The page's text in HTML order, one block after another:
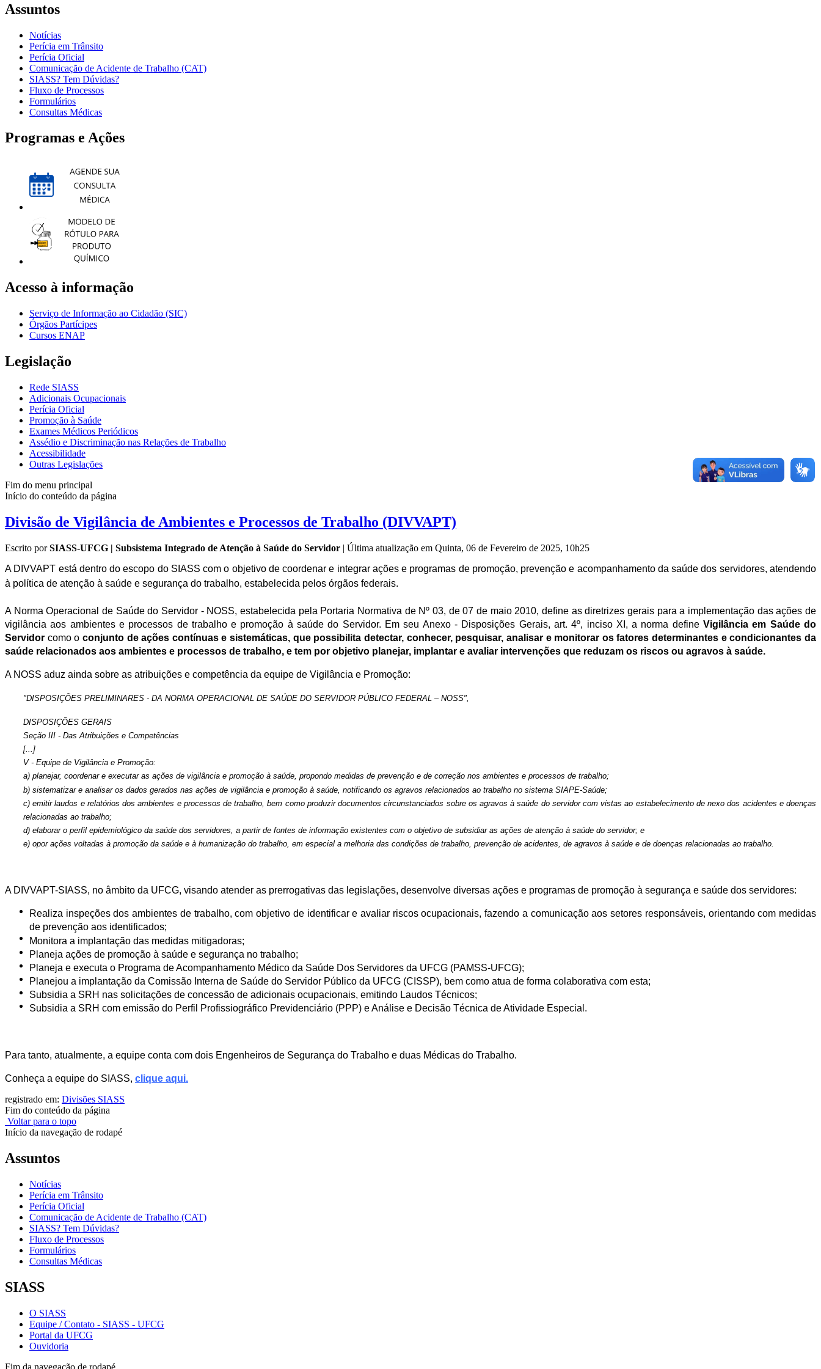
Assuntos
Notícias
Perícia em Trânsito
Perícia Oficial
Comunicação de Acidente de Trabalho (CAT)
SIASS? Tem Dúvidas?
Fluxo de Processos
Formulários
Consultas Médicas
Programas e Ações
Acesso à informação
Serviço de Informação ao Cidadão (SIC)
Órgãos Partícipes
Cursos ENAP
Legislação
Rede SIASS
Adicionais Ocupacionais
Perícia Oficial
Promoção à Saúde
Exames Médicos Periódicos
Assédio e Discriminação nas Relações de Trabalho
Acessibilidade
Outras Legislações
Fim do menu principal
Início do conteúdo da página
Divisão de Vigilância de Ambientes e Processos de Trabalho (DIVVAPT)
Escrito porSIASS-UFCG | Subsistema Integrado de Atenção à Saúde do Servidor | Última atualização em Quinta, 06 de Fevereiro de 2025, 10h25
A DIVVAPT está dentro do escopo do SIASS com o objetivo de coordenar e integrar ações e programas de promoção, prevenção e acompanhamento da saúde dos servidores, atendendo
à política de atenção à saúde e segurança do trabalho, estabelecida pelos órgãos federais.
A Norma Operacional de Saúde do Servidor - NOSS, estabelecida pela Portaria Normativa de Nº 03, de 07 de maio 2010, define as diretrizes gerais para a implementação das ações de
vigilância aos ambientes e processos de trabalho e promoção à saúde do Servidor. Em seu Anexo - Disposições Gerais, art. 4º, inciso XI, a norma defineVigilância em Saúde do
Servidor como o conjunto de ações contínuas e sistemáticas, que possibilita detectar, conhecer, pesquisar, analisar e monitorar os fatores determinantes e condicionantes da
saúde relacionados aos ambientes e processos de trabalho, e tem por objetivo planejar, implantar e avaliar intervenções que reduzam os riscos ou agravos à saúde.
A NOSS aduz ainda sobre as atribuições e competência da equipe de Vigilância e Promoção:
"DISPOSIÇÕES PRELIMINARES - DA NORMA OPERACIONAL DE SAÚDE DO SERVIDOR PÚBLICO FEDERAL – NOSS",
DISPOSIÇÕES GERAIS
Seção III - Das Atribuições e Competências
[...]
V - Equipe de Vigilância e Promoção:
a) planejar, coordenar e executar as ações de vigilância e promoção à saúde, propondo medidas de prevenção e de correção nos ambientes e processos de trabalho;
b) sistematizar e analisar os dados gerados nas ações de vigilância e promoção à saúde, notificando os agravos relacionados ao trabalho no sistema SIAPE-Saúde;
c) emitir laudos e relatórios dos ambientes e processos de trabalho, bem como produzir documentos circunstanciados sobre os agravos à saúde do servidor com vistas ao estabelecimento de nexo dos acidentes e doenças
relacionadas ao trabalho;
d) elaborar o perfil epidemiológico da saúde dos servidores, a partir de fontes de informação existentes com o objetivo de subsidiar as ações de atenção à saúde do servidor; e
e) opor ações voltadas à promoção da saúde e à humanização do trabalho, em especial a melhoria das condições de trabalho, prevenção de acidentes, de agravos à saúde e de doenças relacionadas ao trabalho.
A DIVVAPT-SIASS, no âmbito da UFCG, visando atender as prerrogativas das legislações, desenvolve diversas ações e programas de promoção à segurança e saúde dos servidores:
Realiza inspeções dos ambientes de trabalho, com objetivo de identificar e avaliar riscos ocupacionais, fazendo a comunicação aos setores responsáveis, orientando com medidas
de prevenção aos identificados;
Monitora a implantação das medidas mitigadoras;
Planeja ações de promoção à saúde e segurança no trabalho;
Planeja e executa o Programa de Acompanhamento Médico da Saúde Dos Servidores da UFCG (PAMSS-UFCG);
Planejou a implantação da Comissão Interna de Saúde do Servidor Público da UFCG (CISSP), bem como atua de forma colaborativa com esta;
Subsidia a SRH nas solicitações de concessão de adicionais ocupacionais, emitindo Laudos Técnicos;
Subsidia a SRH com emissão do Perfil Profissiográfico Previdenciário (PPP) e Análise e Decisão Técnica de Atividade Especial.
Para tanto, atualmente, a equipe conta com dois Engenheiros de Segurança do Trabalho e duas Médicas do Trabalho.
Conheça a equipe do SIASS, clique aqui.
registrado em: Divisões SIASS
Fim do conteúdo da página
Voltar para o topo
Início da navegação de rodapé
Assuntos
Notícias
Perícia em Trânsito
Perícia Oficial
Comunicação de Acidente de Trabalho (CAT)
SIASS? Tem Dúvidas?
Fluxo de Processos
Formulários
Consultas Médicas
SIASS
O SIASS
Equipe / Contato - SIASS - UFCG
Portal da UFCG
Ouvidoria
Fim da navegação de rodapé